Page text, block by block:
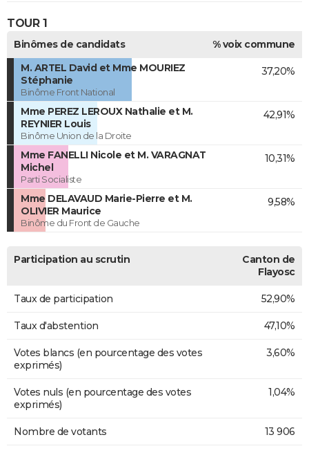
TOUR 1
Binômes de candidats
% voix commune
M. ARTEL David et Mme MOURIEZ
Stéphanie
Binôme Front National
37,20%
Mme PEREZ LEROUX Nathalie et M.
REYNIER Louis
Binôme Union de la Droite
42,91%
Mme FANELLI Nicole et M. VARAGNAT
Michel
Parti Socialiste
10,31%
Mme DELAVAUD Marie-Pierre et M.
OLIVIER Maurice
Binôme du Front de Gauche
9,58%
Participation au scrutin
Canton de
Flayosc
Taux de participation 52,90%
Taux d'abstention 47,10%
Votes blancs (en pourcentage des votes
exprimés)
3,60%
Votes nuls (en pourcentage des votes
exprimés)
1,04%
Nombre de votants 13 906